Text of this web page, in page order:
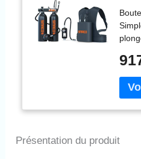
2L et
être
Présentation du produit